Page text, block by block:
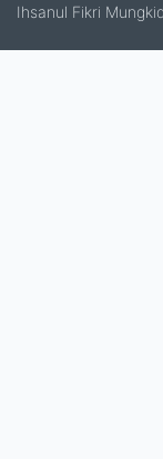
Ihsanul Fikri Mungkid